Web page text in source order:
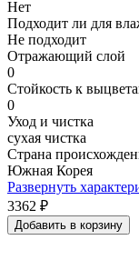
Нет
Подходит ли для
Не подходит
Отражающий слой
0
Стойкость к
0
Уход и чистка
сухая чистка
Страна
Южная Корея
Развернуть
3362 ₽
Добавить в корзину